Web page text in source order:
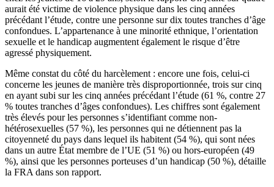
aurait été victime de violence physique dans les cinq années
précédant l’étude, contre une personne sur dix toutes tranches d’âge
confondues. L’appartenance à une minorité ethnique, l’orientation
sexuelle et le handicap augmentent également le risque d’être
agressé physiquement.
Même constat du côté du harcèlement : encore une fois, celui-ci
concerne les jeunes de manière très disproportionnée, trois sur cinq
en ayant subi sur les cinq années précédant l’étude (61 %, contre 27
% toutes tranches d’âges confondues). Les chiffres sont également
très élevés pour les personnes s’identifiant comme non-
hétérosexuelles (57 %), les personnes qui ne détiennent pas la
citoyenneté du pays dans lequel ils habitent (54 %), qui sont nées
dans un autre État membre de l’UE (51 %) ou hors-européen (49
%), ainsi que les personnes porteuses d’un handicap (50 %), détaille
la FRA dans son rapport.